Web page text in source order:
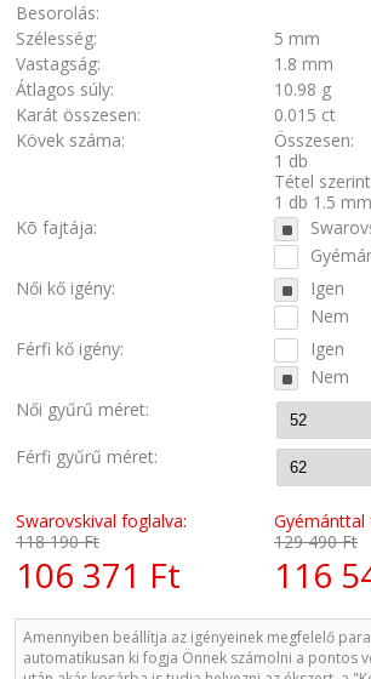
Besorolás:
Szélesség:
5 mm
Vastagság:
1.8 mm
Átlagos súly:
10.98 g
Karát összesen:
0.015 ct
Kövek száma:
Összesen:
1 db
Tétel
1 db 1.5
Kõ fajtája:
Női kő igény:
Igen
Nem
Férfi kő igény:
Igen
Nem
Női gyűrű méret:
Férfi gyűrű méret:
Swarovskival foglalva:
118 190 Ft
106 371 Ft
Gyémánttal
129 490 Ft
116
Amennyiben beállítja az igényeinek megfelelő
automatikusan ki fogja Önnek számolni a pontos